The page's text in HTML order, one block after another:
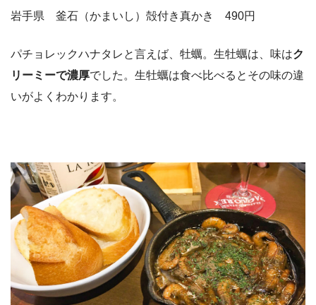
岩手県 釜石（かまいし）殻付き真かき 490円
パチョレックハナタレと言えば、牡蠣。生牡蠣は、味はク
リーミーで濃厚でした。生牡蠣は食べ比べるとその味の違
いがよくわかります。